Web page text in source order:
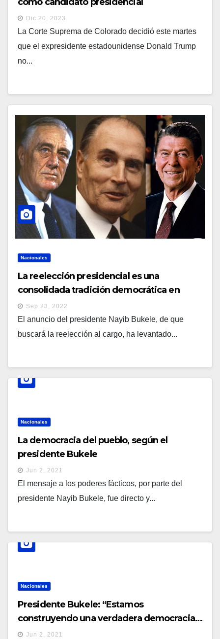
Dic 20, 2023
La Corte Suprema de Colorado decidió este martes
que el expresidente estadounidense Donald Trump
no...
Nacionales
La reelección presidencial es una
consolidada tradición democrática en
Estados Unidos y Europa
Sep 23, 2022
El anuncio del presidente Nayib Bukele, de que
buscará la reelección al cargo, ha levantado...
Nacionales
La democracia del pueblo, según el
presidente Bukele
Jun 2, 2021
El mensaje a los poderes fácticos, por parte del
presidente Nayib Bukele, fue directo y...
Nacionales
Presidente Bukele: “Estamos
construyendo una verdadera democracia…
sin derramar sangre… sin negociar con
Jun 2, 2021